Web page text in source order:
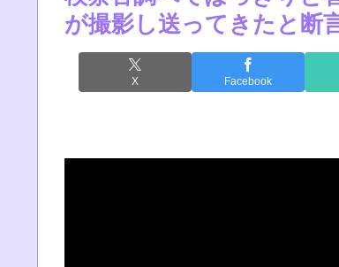
が撮影し送ってきたと断
X Facebook